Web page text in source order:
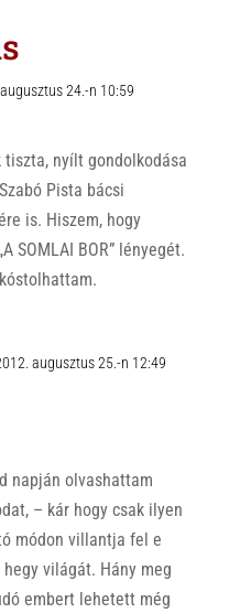
24.-n 10:59
nyílt gondolkodása
Pista bácsi
is. Hiszem, hogy
SOMLAI BOR” lényegét.
augusztus 25.-n 12:49
napján olvashattam
– kár hogy csak ilyen
módon villantja fel e
világát. Hány meg
embert lehetett még